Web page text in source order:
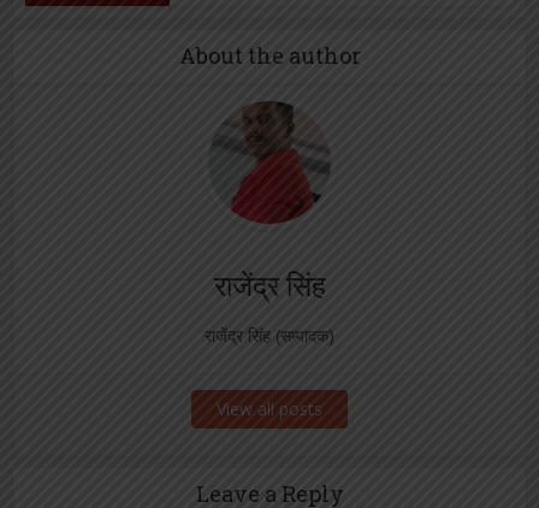
About the author
राजेंद्र सिंह
राजेंद्र सिंह (सम्पादक)
View all posts
Leave a Reply